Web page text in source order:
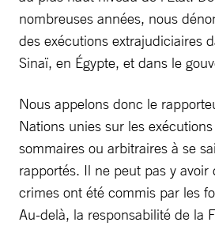
nombreuses années, nous
des exécutions extrajudiciaires
Sinaï, en Égypte, et dans le
Nous appelons donc le
Nations unies sur les
sommaires ou arbitraires à se
rapportés. Il ne peut pas y avoir
crimes ont été commis par les
Au-delà, la responsabilité de la